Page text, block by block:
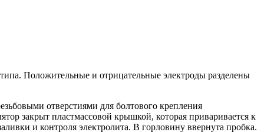
Положительные и отрицательные электроды разделены
отверстиями для болтового крепления
закрыт пластмассовой крышкой, которая приваривается к
и контроля электролита. В горловину ввернута пробка.